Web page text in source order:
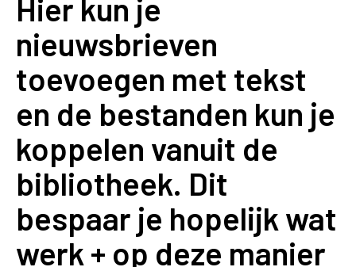
Hier kun je
nieuwsbrieven
toevoegen met tekst
en de bestanden kun je
koppelen vanuit de
bibliotheek. Dit
bespaar je hopelijk wat
werk + op deze manier